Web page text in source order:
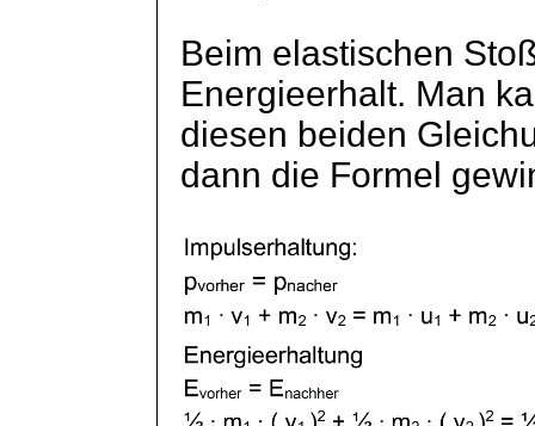
Beim elastischen
Energieerhalt. Man
diesen beiden
dann die Formel